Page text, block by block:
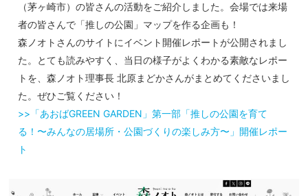
（茅ヶ崎市）の皆さんの活動をご紹介しました。会場では来場
者の皆さんで「推しの公園」マップを作る企画も！
森ノオトさんのサイトにイベント開催レポートが公開されまし
た。とても読みやすく、当日の様子がよくわかる素敵なレポー
トを、森ノオト理事長 北原まどかさんがまとめてくださいまし
た。ぜひご覧ください！
>>「あおばGREEN GARDEN」第一部「推しの公園を育て
る！〜みんなの居場所・公園づくりの楽しみ方〜」開催レポー
ト